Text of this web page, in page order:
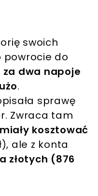
swoich
do
za dwa napoje
.
sprawę
Zwraca tam
miały kosztować
ale z konta
złotych (876